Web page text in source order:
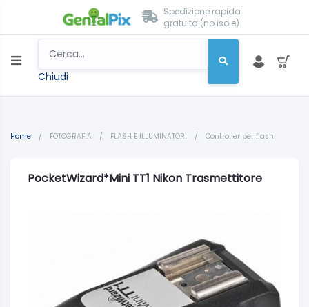
Spedizione rapida
gratuita (no isole)
Chiudi
Home / FOTOGRAFIA / FLASH E ILLUMINATORI / Controller per flash
PocketWizard*Mini TT1 Nikon Trasmettitore